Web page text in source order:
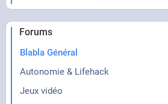
Forums
Blabla Général
Autonomie & Lifehack
Jeux vidéo